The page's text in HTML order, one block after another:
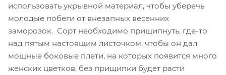
использовать укрывной материал, чтобы уберечь
молодые побеги от внезапных весенних
заморозок. Сорт необходимо прищипнуть, где-то
над пятым настоящим листочком, чтобы он дал
мощные боковые плети, на которых появится много
женских цветков, без прищипки будет расти